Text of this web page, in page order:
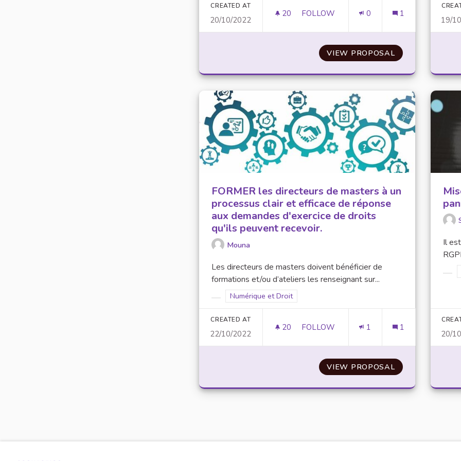
CREATED AT
20/10/2022
20 20 FOLLOWERS
FOLLOW
MISE EN PLACE D’UN PORTAIL
0 1
VIEW PROPOSALMISE EN PLACE
19/
FORMER les directeurs de masters à un
processus clair et efficace de réponse
aux demandes d'exercice de droits
qu'ils peuvent recevoir.
Mouna
Les directeurs de masters doivent bénéficier de
formations et/ou d’ateliers les renseignant sur...
Filter results for scope: Numérique et Droit
Numérique et Droit
CREATED AT
22/10/2022
20 20 FOLLOWERS
FOLLOW
FORMER LES DIRECTEURS DE
1 1
VIEW PROPOSALFORMER LES
Il
20/